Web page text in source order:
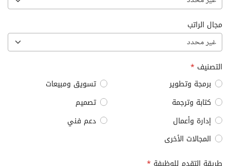
مجال الراتب
غير محدد
التصنيف *
برمجة وتطوير
تسويق ومبيعات
كتابة وترجمة
تصميم
إدارة وأعمال
دعم فني
المجالات الأخرى